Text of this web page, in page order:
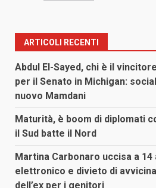
ARTICOLI RECENTI
Abdul El-Sayed, chi è il
per il Senato in Michigan:
nuovo Mamdani
Maturità, è boom di diplomati
il Sud batte il Nord
Martina Carbonaro uccisa a
elettronico e divieto di
dell’ex per i genitori